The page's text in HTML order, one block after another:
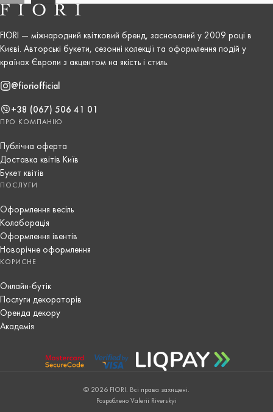
FIORI — міжнародний квітковий бренд, заснований у 2009 році в
Києві. Авторські букети, сезонні колекції та оформлення подій у
країнах Європи з акцентом на якість і стиль.
@fioriofficial
+38 (067) 506 41 01
ПРО КОМПАНІЮ
Публічна оферта
Доставка квітів Київ
Букет квітів
ПОСЛУГИ
Оформлення весіль
Колаборація
Оформлення івентів
Новорічне оформлення
КОРИСНЕ
Онлайн-бутік
Послуги декораторів
Оренда декору
Академія
© 2026 FIORI. Всі права захищені.
Розроблено Valerii Riverskyi